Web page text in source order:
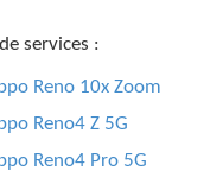
services :
Reno 10x Zoom
Reno4 Z 5G
Reno4 Pro 5G